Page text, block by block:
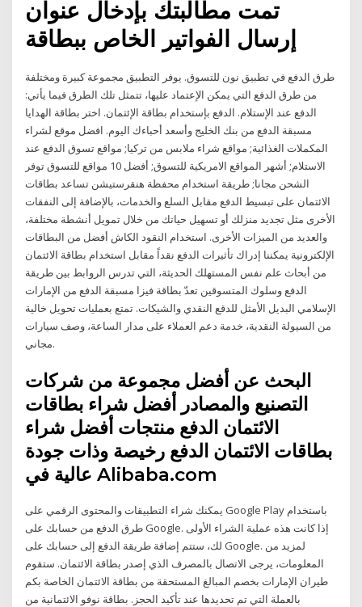
تمت مطالبتك بإدخال عنوان
إرسال الفواتير الخاص ببطاقة
طرق الدفع في تطبيق نون للتسوق. يوفر التطبيق مجموعة كبيرة ومختلفة
من طرق الدفع التي يمكن الإعتماد عليها، تتمثل تلك الطرق فيما يأتي:
الدفع عند الإستلام. الدفع بإستخدام بطاقة الإئتمان. اختر بطاقة الهدايا
مسبقة الدفع من بنك الخليج وأسعد أحباءك اليوم. افضل موقع لشراء
المكملات الغذائية; مواقع شراء ملابس من تركيا; مواقع تسوق الدفع عند
الاستلام; أشهر المواقع الامريكية للتسوق; أفضل 10 مواقع للتسوق توفر
الشحن مجانا; طريقة استخدام محفظة هنقرستيشن تساعد بطاقات
الائتمان على تبسيط الدفع مقابل السلع والخدمات، بالإضافة إلى النفقات
الأخرى مثل تجديد منزلك أو تسهيل حياتك من خلال تمويل أنشطة مختلفة،
والعديد من الميزات الأخرى. استخدام النقود الكاش أفضل من البطاقات
الإلكترونية يمكننا إدراك تأثيرات الدفع نقداً مقابل استخدام بطاقة الائتمان
من أبحاث علم نفس المستهلك الحديثة، التي تدرس الروابط بين طريقة
الدفع وسلوك المتسوقين تعدّ بطاقة فيزا مسبقة الدفع من الإمارات
الإسلامي البديل الأمثل للدقع النقدي والشيكات. تمتع بعمليات تحويل خالية
من السيولة النقدية، خدمة دعم العملاء على مدار الساعة، وصف سيارات
مجاني.
البحث عن أفضل مجموعة من شركات
التصنيع والمصادر أفضل شراء بطاقات
الائتمان الدفع منتجات أفضل شراء
بطاقات الائتمان الدفع رخيصة وذات جودة
عالية في Alibaba.com
يمكنك شراء التطبيقات والمحتوى الرقمي على Google Play باستخدام
طرق الدفع من حسابك على Google. إذا كانت هذه عملية الشراء الأولى
لك، ستتم إضافة طريقة الدفع إلى حسابك على Google. لمزيد من
المعلومات، يرجى الاتصال بالمصرف الذي إصدر بطاقة الائتمان. ستقوم
طيران الإمارات بخصم المبالغ المستحقة من بطاقة الائتمان الخاصة بكم
بالعملة التي تم تحديدها عند تأكيد الحجز. بطاقة نوفو الائتمانية من